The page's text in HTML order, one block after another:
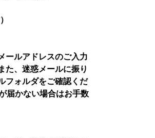
ールアドレスのご入力
た、迷惑メールに振り
フォルダをご確認くだ
届かない場合はお手数